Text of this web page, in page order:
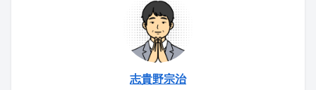
志貴野宗治